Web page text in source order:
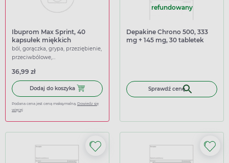
Ibuprom Max Sprint, 40
kapsułek miękkich
ból, gorączka, grypa, przeziębienie,
przeciwbólowe,
36,99 zł
Dodaj do koszyka Dodaj do koszyka Ibuprom Max Sprint, 40 kapsułek
Podana cena jest ceną maksymalną. Dowiedz się
więcej
refundowany
Depakine Chrono 500, 333
mg + 145 mg, 30 tabletek
Sprawdź cenę